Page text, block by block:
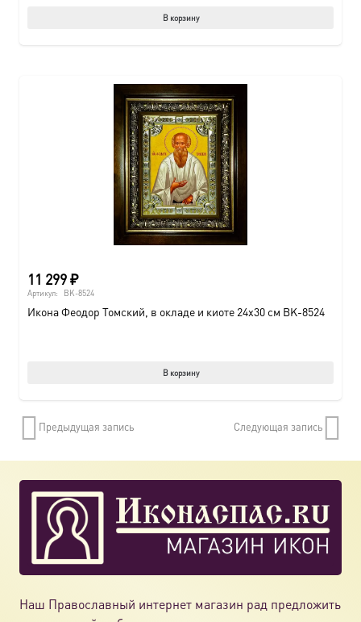
В корзину
11 299₽
Артикул: BK-8524
Икона Феодор Томский, в окладе и киоте 24х30 см BK-8524
В корзину
Предыдущая запись Следующая запись
Наш Православный интернет магазин рад предложить